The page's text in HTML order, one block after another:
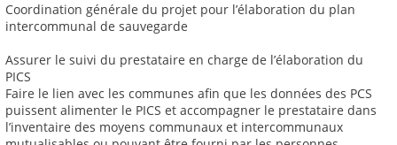
Coordination générale du projet pour l’élaboration du plan
intercommunal de sauvegarde
Assurer le suivi du prestataire en charge de l’élaboration du
PICS
Faire le lien avec les communes afin que les données des PCS
puissent alimenter le PICS et accompagner le prestataire dans
l’inventaire des moyens communaux et intercommunaux